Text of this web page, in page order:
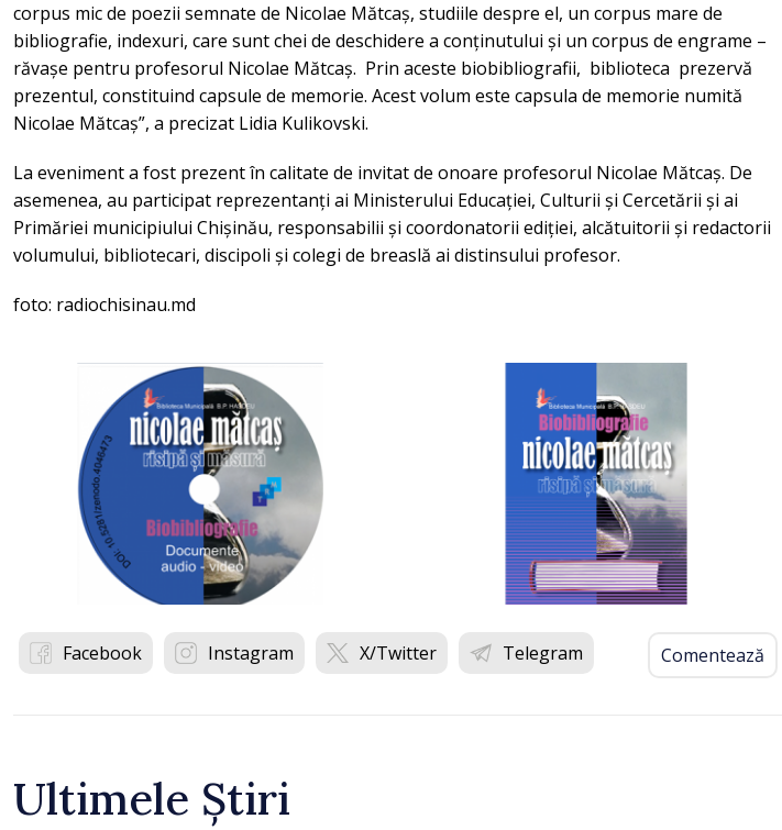
corpus mic de poezii semnate de Nicolae Mătcaș, studiile despre el, un corpus mare de
bibliografie, indexuri, care sunt chei de deschidere a conținutului și un corpus de engrame –
răvașe pentru profesorul Nicolae Mătcaș. Prin aceste biobibliografii, biblioteca prezervă
prezentul, constituind capsule de memorie. Acest volum este capsula de memorie numită
Nicolae Mătcaș”, a precizat Lidia Kulikovski.
La eveniment a fost prezent în calitate de invitat de onoare profesorul Nicolae Mătcaș. De
asemenea, au participat reprezentanți ai Ministerului Educației, Culturii și Cercetării și ai
Primăriei municipiului Chișinău, responsabilii și coordonatorii ediției, alcătuitorii și redactorii
volumului, bibliotecari, discipoli și colegi de breaslă ai distinsului profesor.
foto: radiochisinau.md
Facebook Instagram X/Twitter Telegram Comentează
Ultimele Știri